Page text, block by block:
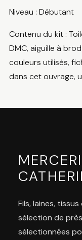
Niveau : Débutant
Contenu du kit :
DMC, aiguille à
couleurs utilisés,
dans cet ouvrage,
Fils, laines,
sélection de
sélectionnées